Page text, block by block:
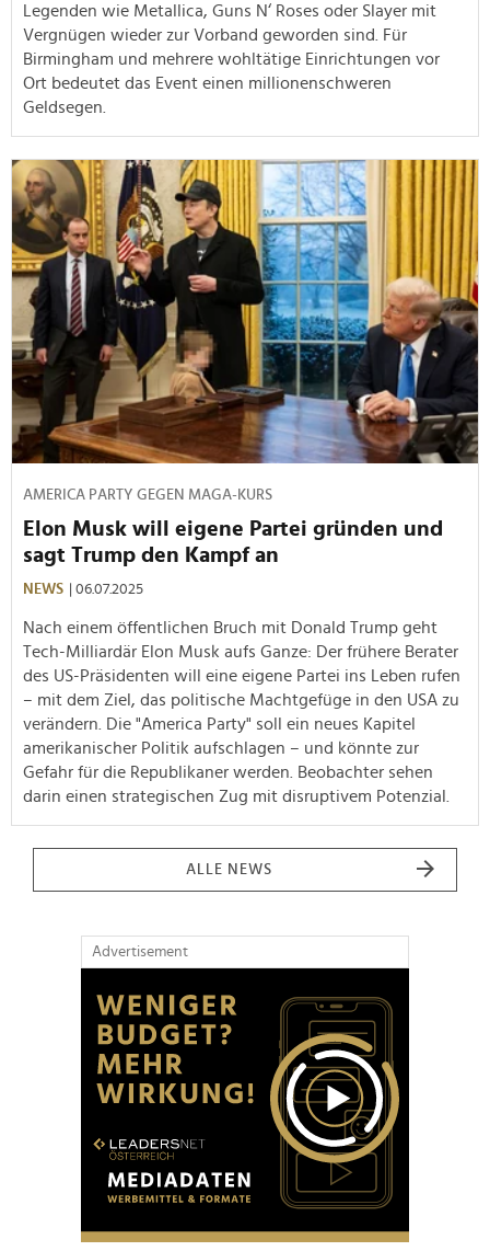
Legenden wie Metallica, Guns N‘ Roses oder Slayer mit
Vergnügen wieder zur Vorband geworden sind. Für
Birmingham und mehrere wohltätige Einrichtungen vor
Ort bedeutet das Event einen millionenschweren
Geldsegen.
AMERICA PARTY GEGEN MAGA-KURS
Elon Musk will eigene Partei gründen und
sagt Trump den Kampf an
NEWS | 06.07.2025
Nach einem öffentlichen Bruch mit Donald Trump geht
Tech-Milliardär Elon Musk aufs Ganze: Der frühere Berater
des US-Präsidenten will eine eigene Partei ins Leben rufen
– mit dem Ziel, das politische Machtgefüge in den USA zu
verändern. Die "America Party" soll ein neues Kapitel
amerikanischer Politik aufschlagen – und könnte zur
Gefahr für die Republikaner werden. Beobachter sehen
darin einen strategischen Zug mit disruptivem Potenzial.
ALLE NEWS
Advertisement